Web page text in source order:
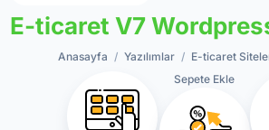
E-ticaret V7
Anasayfa Yazılımlar E-ticaret
Sepete Ekle